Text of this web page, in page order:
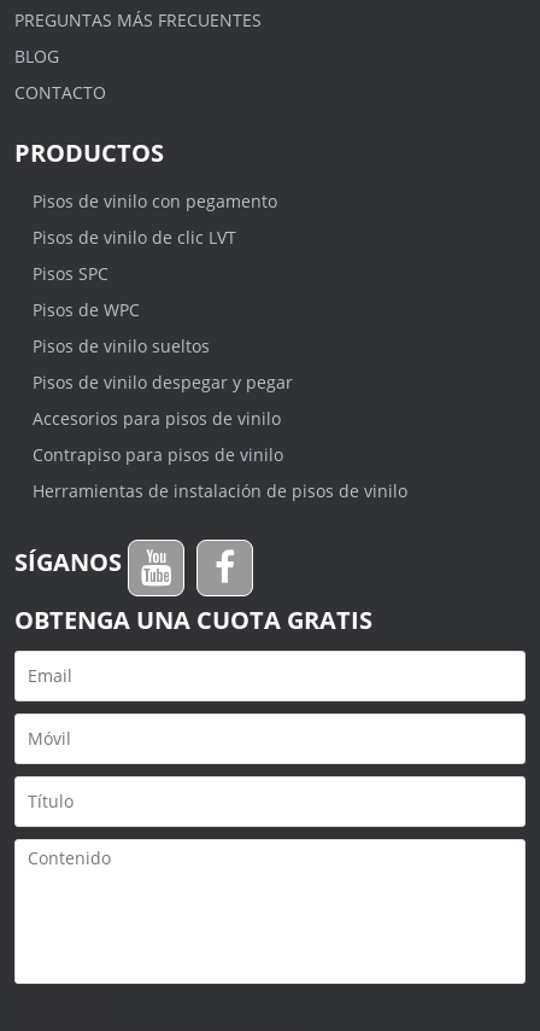
PREGUNTAS MÁS FRECUENTES
BLOG
CONTACTO
PRODUCTOS
Pisos de vinilo con pegamento
Pisos de vinilo de clic LVT
Pisos SPC
Pisos de WPC
Pisos de vinilo sueltos
Pisos de vinilo despegar y pegar
Accesorios para pisos de vinilo
Contrapiso para pisos de vinilo
Herramientas de instalación de pisos de vinilo
SÍGANOS
OBTENGA UNA CUOTA GRATIS